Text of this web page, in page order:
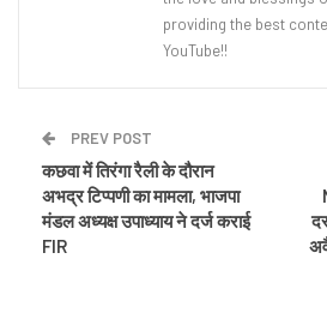
providing the best
YouTube!!
PREV POST
कछवा में तिरंगा रैली के दौरान
अभद्र टिप्पणी का मामला, भाजपा
मंडल अध्यक्ष उपाध्याय ने दर्ज कराई
FIR